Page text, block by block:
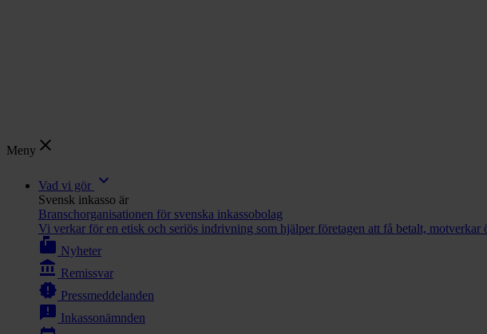
Meny close
Vad vi gör expand_more
Svensk inkasso är
Branschorganisationen för svenska inkassobolag
Vi verkar för en etisk och seriös indrivning som hjälper företagen att få betalt,
markunread_mailbox Nyheter
account_balance Remissvar
new_releases Pressmeddelanden
announcement Inkassonämnden